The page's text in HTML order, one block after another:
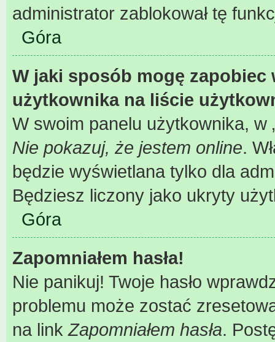
administrator zablokował tę
Góra
W jaki sposób mogę
użytkownika na liście
W swoim panelu użytkownika, w
Nie pokazuj, że jestem online.
będzie wyświetlana tylko dla
Będziesz liczony jako ukryty
Góra
Zapomniałem hasła!
Nie panikuj! Twoje hasło
problemu może zostać
na link Zapomniałem hasła.